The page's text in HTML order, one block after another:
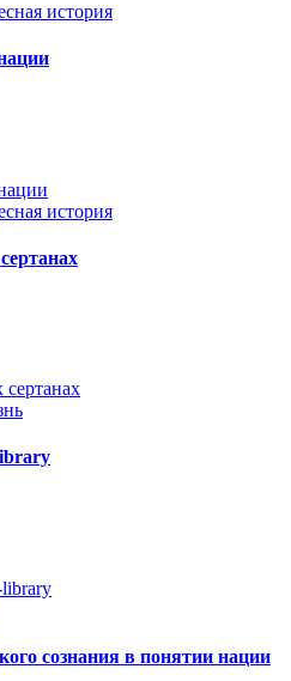
история
история
сознания в понятии нации